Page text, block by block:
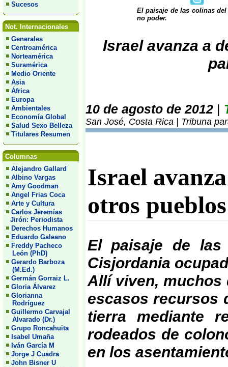
Sucesos
Not. Internacionales
Generales
Centroamérica
Norteamérica
Suramérica
Medio Oriente
Asia
África
Europa
Ambientales
Economía Global
Salud Sexo Belleza
Titulares Resumen
Columnas
Alejandro Gallard
Albino Vargas
Amy Goodman
Angel Frias Coca
Arte y Cultura
Carlos Jeremías
Jirón: Periodista
Derechos Humanos
Eduardo Galeano
Freddy Pacheco
León (PhD)
Gerardo Barboza
(M.Ed.)
Germán Gorraiz L.
Gloria Álvarez
Glorianna
Rodríguez
Guillermo Carvajal
Alvarado (Dr.)
Grupo Roncahuita
Isabel Umaña
Iván García M
Jorge J Cuadra
John Bisner U
El paisaje de las colinas
no poder.
Israel avanza a
10 de agosto de 2012 |
San José, Costa Rica | Tribuna
Israel
otros
El paisaje de
Cisjordania
Allí viven, muchos
escasos recursos
tierra mediante
rodeados de
en los